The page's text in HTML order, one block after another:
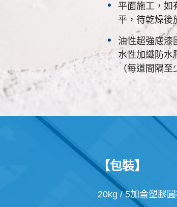
平面施工，如
平，待乾燥後
油性超強底漆
水性加纖防水
（每道間隔
【包裝】
20kg / 5加侖塑膠圓